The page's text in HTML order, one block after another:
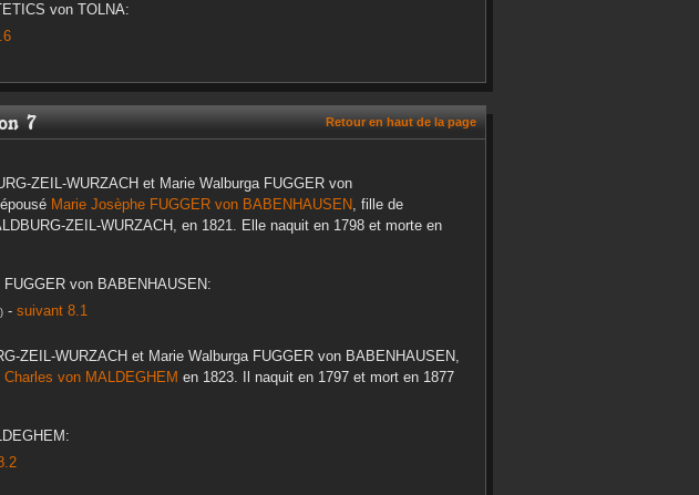
von TOLNA:
7 Retour en haut de la page
ZEIL-WURZACH et Marie WalburgaFUGGER von
Marie Josèphe FUGGER von BABENHAUSEN, fille de
ZEIL-WURZACH , en 1821. Elle naquit en 1798 et morte en
FUGGER von BABENHAUSEN:
)- suivant 8.1
ZEIL-WURZACH et Marie WalburgaFUGGER von BABENHAUSEN,
Charles von MALDEGHEM en 1823. Il naquit en 1797 et mort en 1877
: